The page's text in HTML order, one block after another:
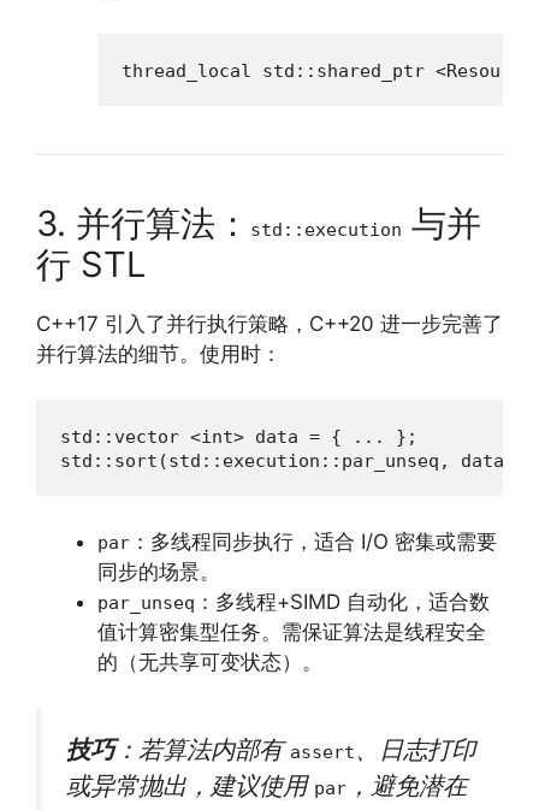
thread_local std::shared_ptr
3. 并行算法： std::execution 与并
行 STL
C++17 引入了并行执行策略，C++20 进一步完善了
并行算法的细节。使用时：
std::vector <int> data = { ... };
std::sort(std::execution::par_unseq,
par ：多线程同步执行，适合 I/O 密集或需要
同步的场景。
par_unseq ：多线程+SIMD 自动化，适合数
值计算密集型任务。需保证算法是线程安全
的（无共享可变状态）。
技巧：若算法内部有 assert、日志打印
或异常抛出，建议使用 par ，避免潜在